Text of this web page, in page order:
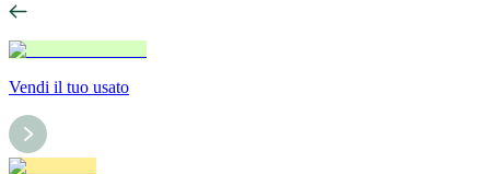
Vendi il tuo usato